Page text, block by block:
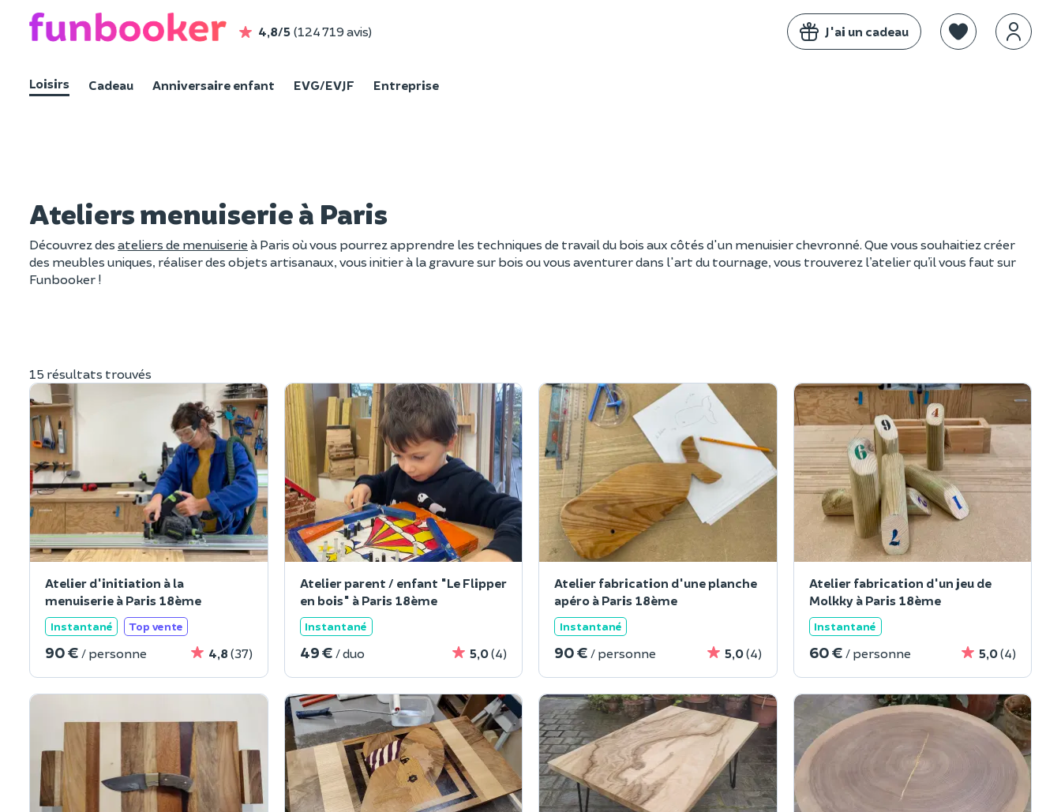
4,8/5 (124 719 avis) J'ai un cadeau
Loisirs Cadeau Anniversaire enfant EVG/EVJF Entreprise
Ateliers menuiserie à Paris
Découvrez des ateliers de menuiserie à Paris où vous pourrez apprendre les techniques de travail du bois aux côtés d'un menuisier chevronné. Que vous souhaitiez créer
des meubles uniques, réaliser des objets artisanaux, vous initier à la gravure sur bois ou vous aventurer dans l'art du tournage, vous trouverez l’atelier qu’il vous faut sur
Funbooker !
15 résultats trouvés
Atelier d'initiation à la
menuiserie à Paris 18ème
Instantané Top vente
90 € / personne 4,8 (37)
Atelier parent / enfant "Le Flipper
en bois" à Paris 18ème
Instantané
49 € / duo 5,0(4)
Atelier fabrication d'une planche
apéro à Paris 18ème
Instantané
90 € / personne 5,0(4)
Atelier fabrication d'un jeu de
Molkky à Paris 18ème
Instantané
60 € / personne 5,0(4)